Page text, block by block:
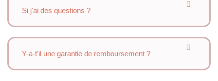
Si j'ai des questions ?
Y-a-t'il une garantie de remboursement ?